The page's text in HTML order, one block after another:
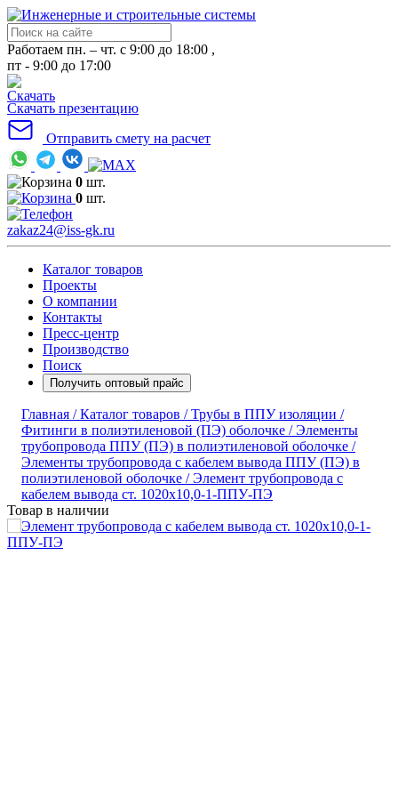
Работаем пн. – чт. с 9:00 до 18:00 ,
пт - 9:00 до 17:00
Скачать презентацию
Отправить смету на расчет
0 шт.
0 шт.
zakaz24@iss-gk.ru
Каталог товаров
Проекты
О компании
Контакты
Пресс-центр
Производство
Поиск
Получить оптовый прайс
Главная /Каталог товаров /Трубы в ППУ изоляции /
Фитинги в полиэтиленовой (ПЭ) оболочке /Элементы
трубопровода ППУ (ПЭ) в полиэтиленовой оболочке /
Элементы трубопровода с кабелем вывода ППУ (ПЭ) в
полиэтиленовой оболочке /Элемент трубопровода с
кабелем вывода ст. 1020х10,0-1-ППУ-ПЭ
Товар в наличии